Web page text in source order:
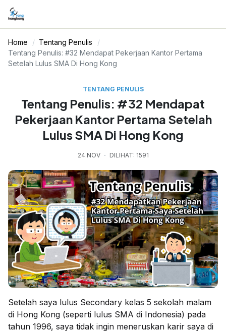
Home
Tentang Penulis
Tentang Penulis: #32 Mendapat Pekerjaan Kantor Pertama
Setelah Lulus SMA Di Hong Kong
TENTANG PENULIS
Tentang Penulis: #32 Mendapat
Pekerjaan Kantor Pertama Setelah
Lulus SMA Di Hong Kong
24.NOV DILIHAT: 1591
Setelah saya lulus Secondary kelas 5 sekolah malam
di Hong Kong (seperti lulus SMA di Indonesia) pada
tahun 1996, saya tidak ingin meneruskan karir saya di